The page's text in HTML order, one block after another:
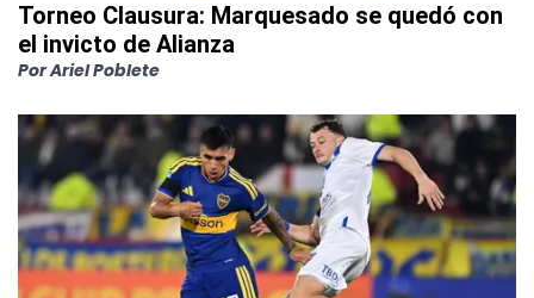
Torneo Clausura: Marquesado se quedó con
el invicto de Alianza
PorAriel Poblete